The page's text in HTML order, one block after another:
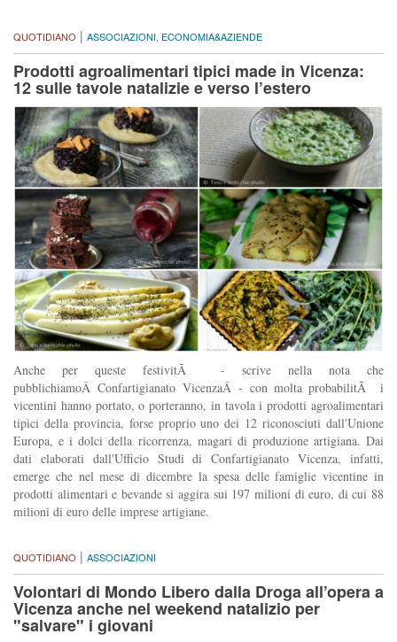
QUOTIDIANO | ASSOCIAZIONI ECONOMIA&AZIENDE
Prodotti agroalimentari tipici made in Vicenza:
12 sulle tavole natalizie e verso l’estero
Anche per queste festivitÃ - scrive nella nota che
pubblichiamoÂ Confartigianato VicenzaÂ - con molta probabilitÃ i
vicentini hanno portato, o porteranno, in tavola i prodotti agroalimentari
tipici della provincia, forse proprio uno dei 12 riconosciuti dall'Unione
Europa, e i dolci della ricorrenza, magari di produzione artigiana. Dai
dati elaborati dall'Ufficio Studi di Confartigianato Vicenza, infatti,
emerge che nel mese di dicembre la spesa delle famiglie vicentine in
prodotti alimentari e bevande si aggira sui 197 milioni di euro, di cui 88
milioni di euro delle imprese artigiane.
QUOTIDIANO | ASSOCIAZIONI
Volontari di Mondo Libero dalla Droga all’opera a
Vicenza anche nel weekend natalizio per
"salvare" i giovani